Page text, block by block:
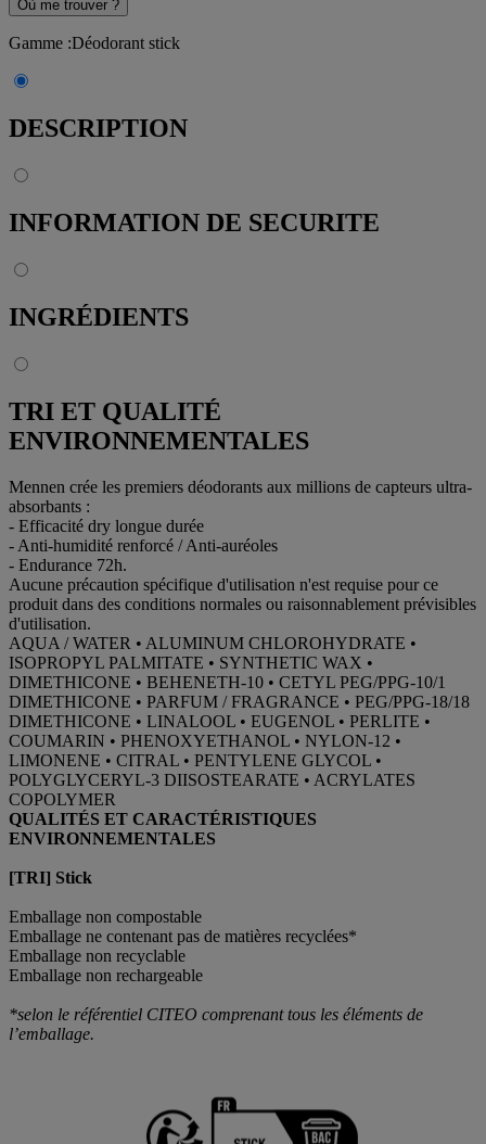
Où me trouver ?
Gamme :Déodorant stick
DESCRIPTION
INFORMATION DE SECURITE
INGRÉDIENTS
TRI ET QUALITÉ
ENVIRONNEMENTALES
Mennen crée les premiers déodorants aux millions de capteurs ultra-
absorbants :
- Efficacité dry longue durée
- Anti-humidité renforcé / Anti-auréoles
- Endurance 72h.
Aucune précaution spécifique d'utilisation n'est requise pour ce
produit dans des conditions normales ou raisonnablement prévisibles
d'utilisation.
AQUA / WATER • ALUMINUM CHLOROHYDRATE •
ISOPROPYL PALMITATE • SYNTHETIC WAX •
DIMETHICONE • BEHENETH-10 • CETYL PEG/PPG-10/1
DIMETHICONE • PARFUM / FRAGRANCE • PEG/PPG-18/18
DIMETHICONE • LINALOOL • EUGENOL • PERLITE •
COUMARIN • PHENOXYETHANOL • NYLON-12 •
LIMONENE • CITRAL • PENTYLENE GLYCOL •
POLYGLYCERYL-3 DIISOSTEARATE • ACRYLATES
COPOLYMER
QUALITÉS ET CARACTÉRISTIQUES
ENVIRONNEMENTALES
[TRI] Stick
Emballage non compostable
Emballage ne contenant pas de matières recyclées*
Emballage non recyclable
Emballage non rechargeable
*selon le référentiel CITEO comprenant tous les éléments de
l’emballage.